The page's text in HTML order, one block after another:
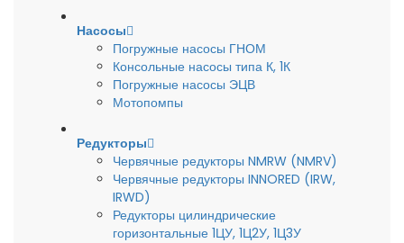
Насосы
Погружные насосы ГНОМ
Консольные насосы типа К, 1К
Погружные насосы ЭЦВ
Мотопомпы
Редукторы
Червячные редукторы NMRW (NMRV)
Червячные редукторы INNORED (IRW,
IRWD)
Редукторы цилиндрические
горизонтальные 1ЦУ, 1Ц2У, 1Ц3У